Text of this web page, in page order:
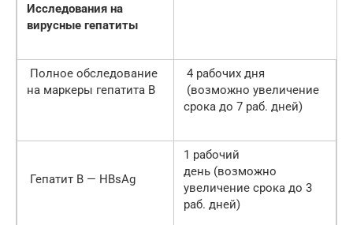
Исследования на
вирусные гепатиты
Полное обследование
на маркеры гепатита В
4 рабочих дня
(возможно увеличение
срока до 7 раб. дней)
Гепатит В — HBsAg
1 рабочий
день (возможно
увеличение срока до 3
раб. дней)